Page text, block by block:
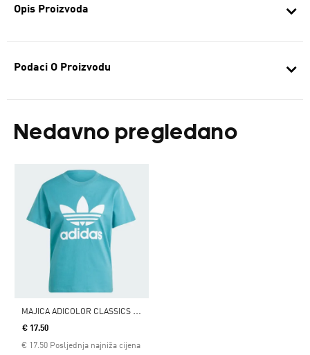
Opis Proizvoda
Podaci O Proizvodu
Nedavno pregledano
M
AJICA ADICOLOR CLASSICS TREFOIL
€ 17.50
€ 17.50 Posljednja najniža cijena